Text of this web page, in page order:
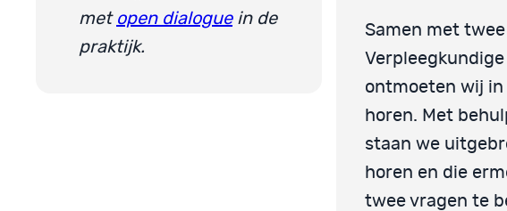
met open dialoguein de
praktijk.
Samen met
ontmoeten wij
horen. Met
staan we
horen en die
twee vragen te